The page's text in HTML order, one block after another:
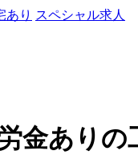
あり スペシャル求人
金ありの